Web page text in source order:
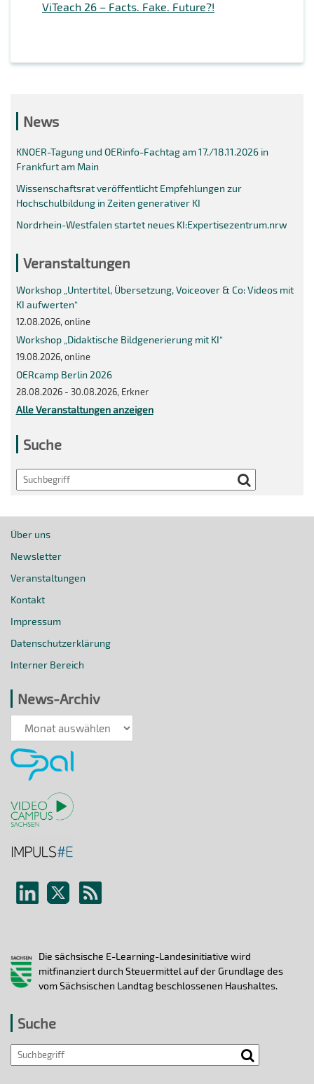
ViTeach 26 – Facts. Fake. Future?!
News
KNOER-Tagung und OERinfo-Fachtag am 17./18.11.2026 in
Frankfurt am Main
Wissenschaftsrat veröffentlicht Empfehlungen zur
Hochschulbildung in Zeiten generativer KI
Nordrhein-Westfalen startet neues KI:Expertisezentrum.nrw
Veranstaltungen
Workshop „Untertitel, Übersetzung, Voiceover & Co: Videos mit
KI aufwerten“
12.08.2026, online
Workshop „Didaktische Bildgenerierung mit KI“
19.08.2026, online
OERcamp Berlin 2026
28.08.2026 - 30.08.2026, Erkner
Alle Veranstaltungen anzeigen
Suche
Search
Über uns
Newsletter
Veranstaltungen
Kontakt
Impressum
Datenschutzerklärung
Interner Bereich
News-Archiv
News-
Archiv
Die sächsische E-Learning-Landesinitiative wird
mitfinanziert durch Steuermittel auf der Grundlage des
vom Sächsischen Landtag beschlossenen Haushaltes.
Suche